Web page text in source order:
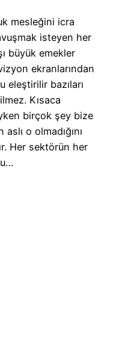
mesleğini icra
isteyen her
büyük emekler
ekranlarından
eleştirilir bazıları
Kısaca
birçok şey bize
o olmadığını
Her sektörün her